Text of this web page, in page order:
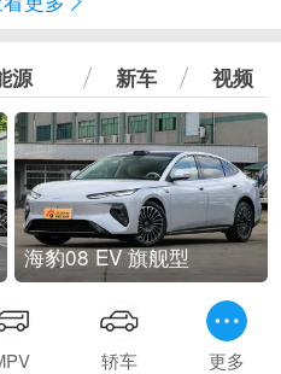
源 新车 视频
海豹08 EV 旗舰型
轿车 更多